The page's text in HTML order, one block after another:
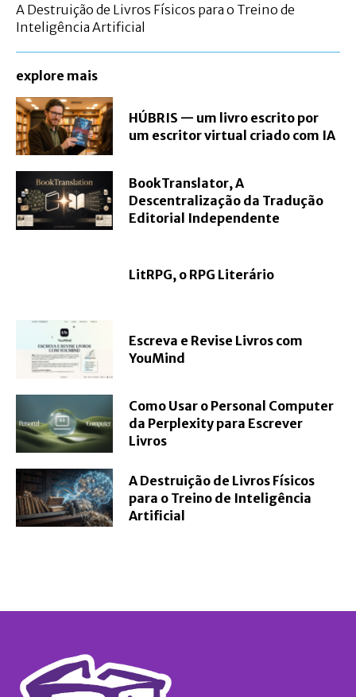
A Destruição de Livros Físicos para o Treino de
Inteligência Artificial
explore mais
HÚBRIS — um livro escrito por
um escritor virtual criado com IA
BookTranslator, A
Descentralização da Tradução
Editorial Independente
LitRPG, o RPG Literário
Escreva e Revise Livros com
YouMind
Como Usar o Personal Computer
da Perplexity para Escrever
Livros
A Destruição de Livros Físicos
para o Treino de Inteligência
Artificial